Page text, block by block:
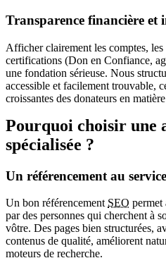
Transparence financière et
Afficher clairement les comptes,
certifications (Don en Confiance,
une fondation sérieuse. Nous
accessible et facilement trouvable,
croissantes des donateurs en
Pourquoi choisir une
spécialisée ?
Un référencement au
Un bon référencement SEO permet
par des personnes qui cherchent à
vôtre. Des pages bien structurées,
contenus de qualité, améliorent
moteurs de recherche.